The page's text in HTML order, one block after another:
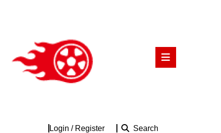
Login / RegisterLogin
Search